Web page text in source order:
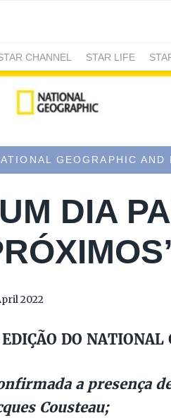
CHANNEL STAR LIFE
WILD
GEOGRAPHIC
DIA
2022
DO
a presença
Cousteau;